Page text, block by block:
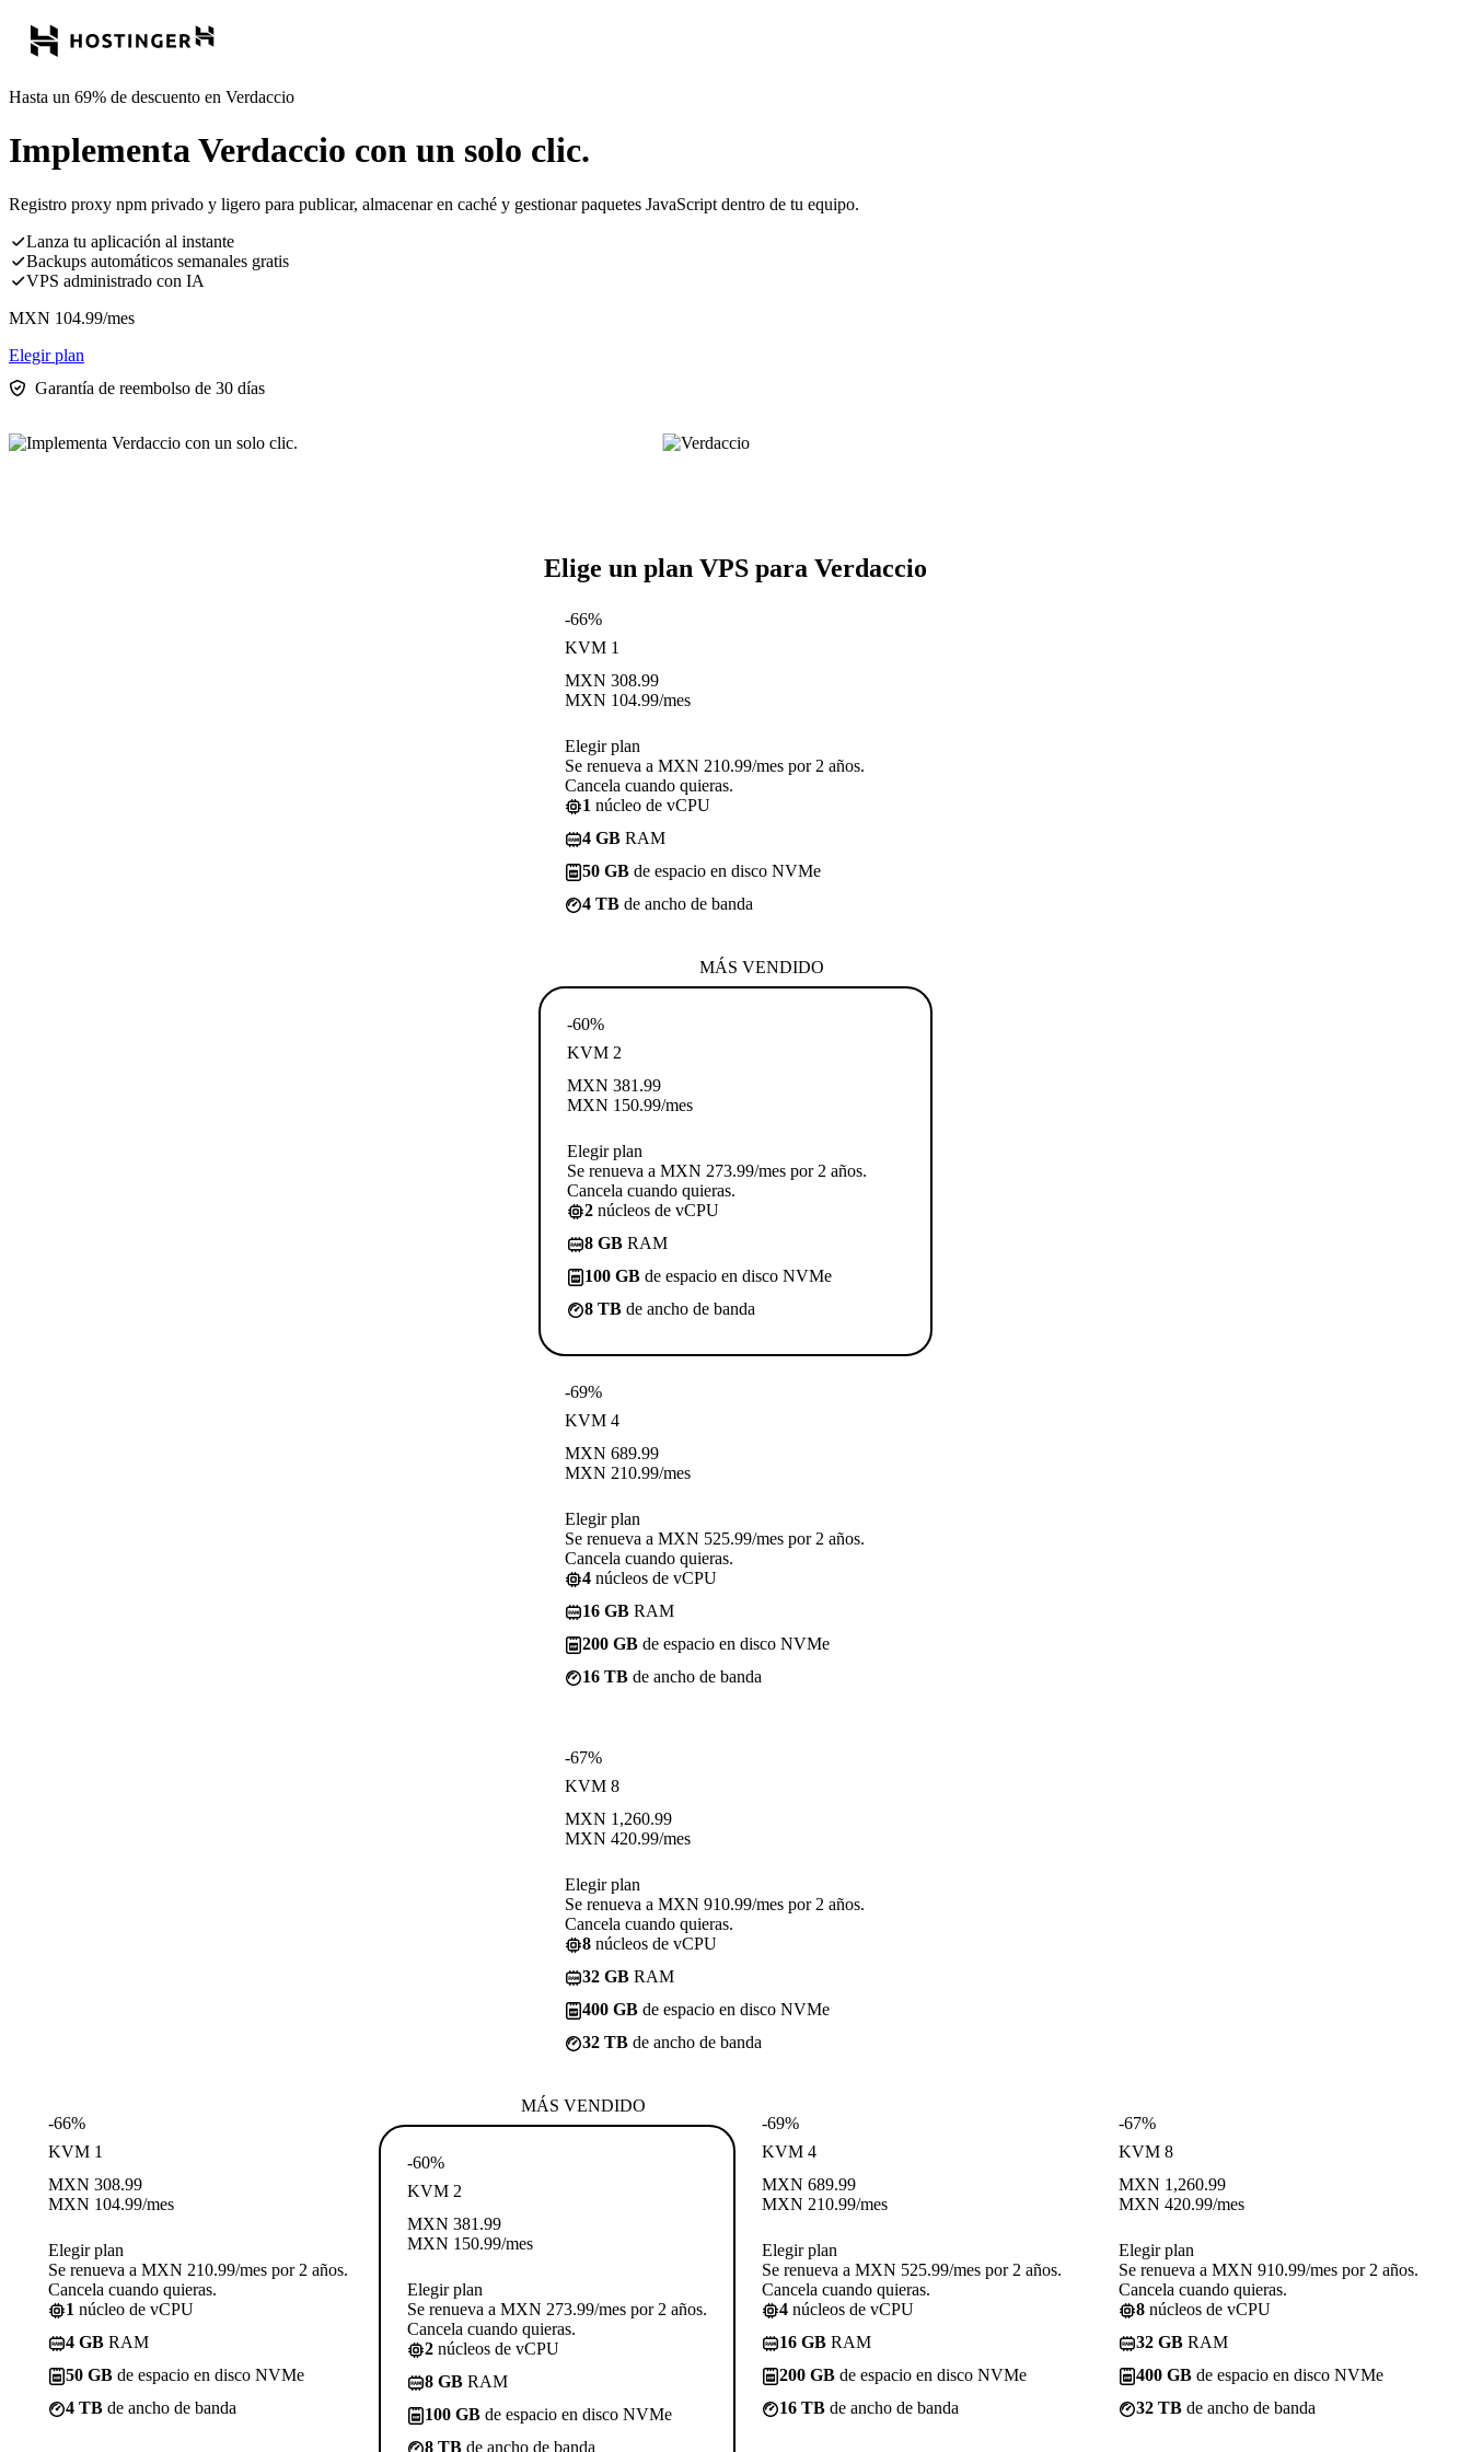
Hasta un 69% de descuento en Verdaccio
Implementa Verdaccio con un solo clic.
Registro proxy npm privado y ligero para publicar, almacenar en caché y gestionar paquetes JavaScript dentro de tu equipo.
Lanza tu aplicación al instante
Backups automáticos semanales gratis
VPS administrado con IA
MXN 104.99/mes
Elegir plan
Garantía de reembolso de 30 días
Elige un plan VPS para Verdaccio
-66%
KVM 1
MXN 308.99
MXN 104.99/mes
Elegir plan
Se renueva a MXN 210.99/mes por 2 años.
Cancela cuando quieras.
1 núcleo de vCPU
4 GB RAM
50 GB de espacio en disco NVMe
4 TB de ancho de banda
MÁS VENDIDO
-60%
KVM 2
MXN 381.99
MXN 150.99/mes
Elegir plan
Se renueva a MXN 273.99/mes por 2 años.
Cancela cuando quieras.
2 núcleos de vCPU
8 GB RAM
100 GB de espacio en disco NVMe
8 TB de ancho de banda
-69%
KVM 4
MXN 689.99
MXN 210.99/mes
Elegir plan
Se renueva a MXN 525.99/mes por 2 años.
Cancela cuando quieras.
4 núcleos de vCPU
16 GB RAM
200 GB de espacio en disco NVMe
16 TB de ancho de banda
-67%
KVM 8
MXN 1,260.99
MXN 420.99/mes
Elegir plan
Se renueva a MXN 910.99/mes por 2 años.
Cancela cuando quieras.
8 núcleos de vCPU
32 GB RAM
400 GB de espacio en disco NVMe
32 TB de ancho de banda
-66%
KVM 1
MXN 308.99
MXN 104.99/mes
Elegir plan
Se renueva a MXN 210.99/mes por 2 años.
Cancela cuando quieras.
1 núcleo de vCPU
4 GB RAM
50 GB de espacio en disco NVMe
4 TB de ancho de banda
MÁS VENDIDO
-60%
KVM 2
MXN 381.99
MXN 150.99/mes
Elegir plan
Se renueva a MXN 273.99/mes por 2 años.
Cancela cuando quieras.
2 núcleos de vCPU
8 GB RAM
100 GB de espacio en disco NVMe
8 TB de ancho de banda
-69%
KVM 4
MXN 689.99
MXN 210.99/mes
Elegir plan
Se renueva a MXN 525.99/mes por 2 años.
Cancela cuando quieras.
4 núcleos de vCPU
16 GB RAM
200 GB de espacio en disco NVMe
16 TB de ancho de banda
-67%
KVM 8
MXN 1,260.99
MXN 420.99/mes
Elegir plan
Se renueva a MXN 910.99/mes por 2 años.
Cancela cuando quieras.
8 núcleos de vCPU
32 GB RAM
400 GB de espacio en disco NVMe
32 TB de ancho de banda